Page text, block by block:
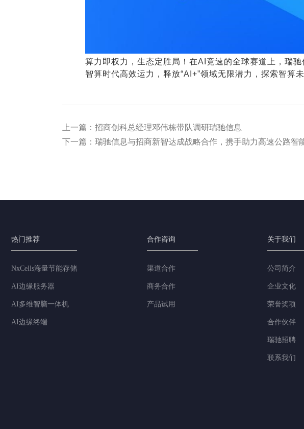
算力即权力，生态定胜局！在AI竞速的全球赛道上，瑞
智算时代高效运力，释放“AI+”领域无限潜力，探索智算
上一篇：招商创科总经理邓伟栋带队调研瑞驰信息
下一篇：瑞驰信息与招商新智达成战略合作，携手助力高速公路智
热门推荐
NxCells海量节能存储
AI边缘服务器
AI多维智脑一体机
AI边缘终端
合作咨询
渠道合作
商务合作
产品试用
关于我们
公司简介
企业文化
荣誉奖项
合作伙伴
瑞驰招聘
联系我们